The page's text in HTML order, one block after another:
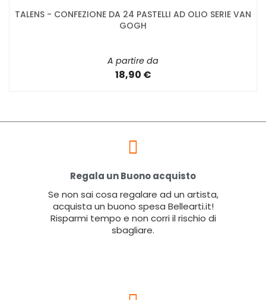
TALENS - CONFEZIONE DA 24 PASTELLI AD OLIO SERIE VAN
GOGH
A partire da
18,90 €
Regala un Buono acquisto
Se non sai cosa regalare ad un artista,
acquista un buono spesa Bellearti.it!
Risparmi tempo e non corri il rischio di
sbagliare.